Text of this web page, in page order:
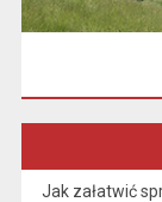
Jak załatwić